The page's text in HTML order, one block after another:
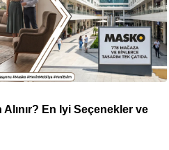
En İyi Seçenekler ve